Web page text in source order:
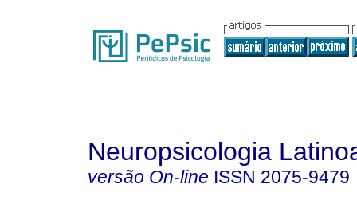
Neuropsicologia
versão On-line ISSN 2075-9479